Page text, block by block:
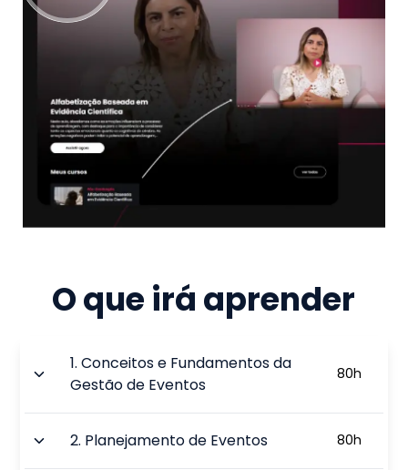
O que irá aprender
1.Conceitos e Fundamentos da
Gestão de Eventos
80h
2. Planejamento de Eventos 80h